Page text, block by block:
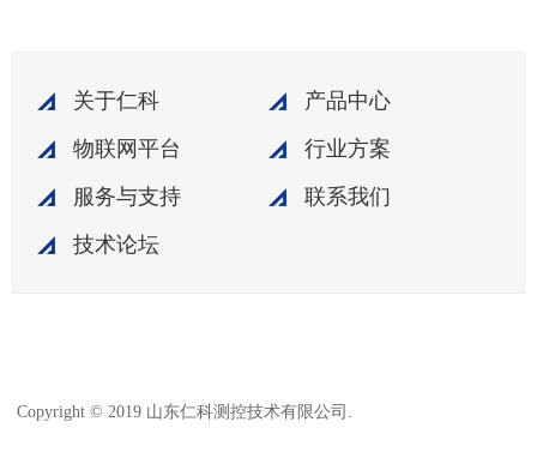
关于仁科
产品中心
物联网平台
行业方案
服务与支持
联系我们
技术论坛
Copyright © 2019 山东仁科测控技术有限公司.